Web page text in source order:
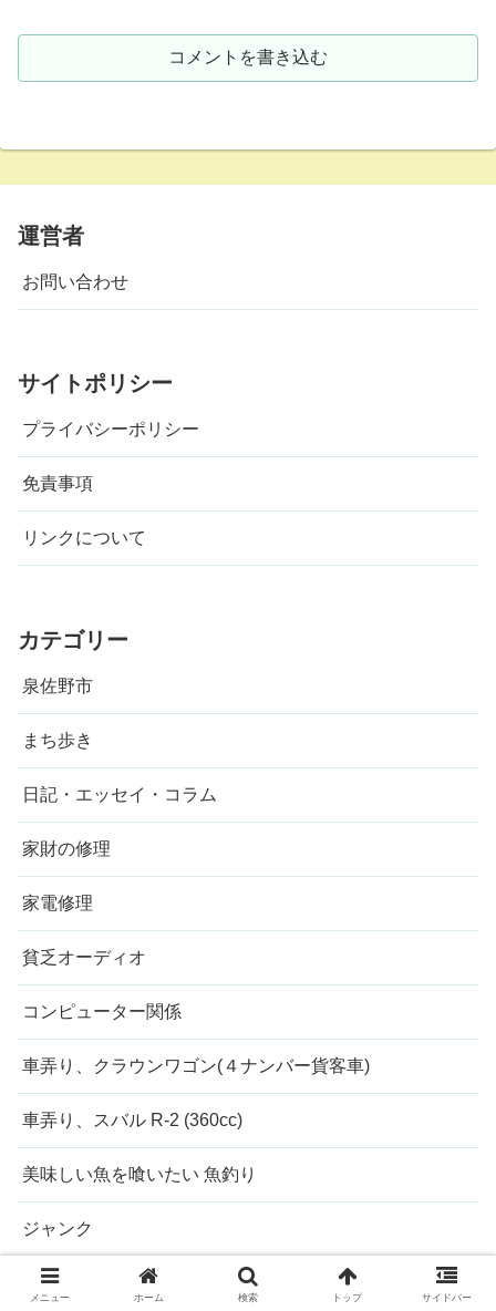
コメントを書き込む
運営者
お問い合わせ
サイトポリシー
プライバシーポリシー
免責事項
リンクについて
カテゴリー
泉佐野市
まち歩き
日記・エッセイ・コラム
家財の修理
家電修理
貧乏オーディオ
コンピューター関係
車弄り、クラウンワゴン(４ナンバー貨客車)
車弄り、スバル R-2 (360cc)
美味しい魚を喰いたい 魚釣り
ジャンク
類乾癬、イヤだー
メニュー ホーム 検索 トップ サイドバー